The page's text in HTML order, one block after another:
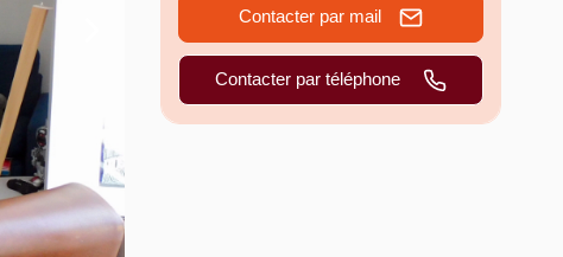
Contacter par mail
Contacter par téléphone